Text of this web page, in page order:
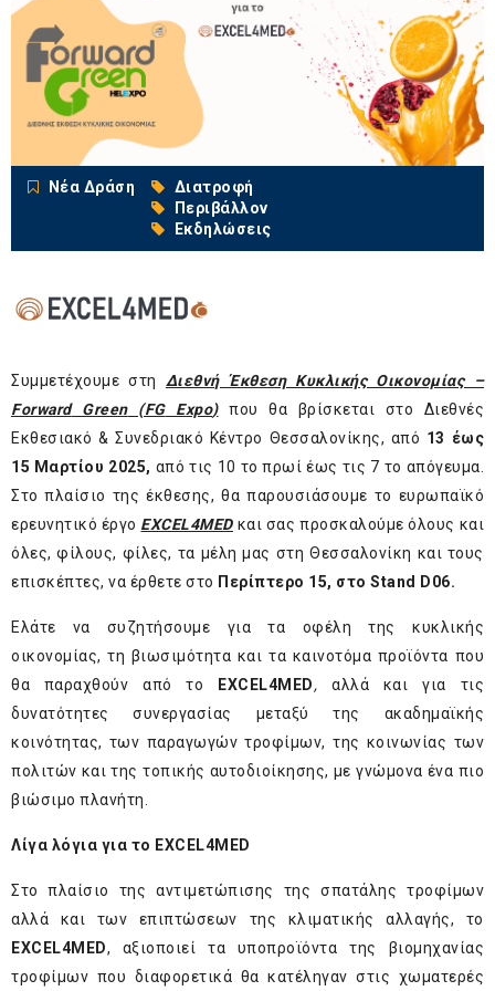
Νέα Δράση
Διατροφή
Περιβάλλον
Εκδηλώσεις
Συμμετέχουμε στη Διεθνή Έκθεση Κυκλικής Οικονομίας –
ForwardGreen(FGExpo)που θα βρίσκεται στο Διεθνές
Εκθεσιακό & Συνεδριακό Κέντρο Θεσσαλονίκης, από 13 έως
15 Μαρτίου 2025, από τις 10 το πρωί έως τις 7 το απόγευμα.
Στο πλαίσιο της έκθεσης, θα παρουσιάσουμε το ευρωπαϊκό
ερευνητικό έργο EXCEL4MEDκαι σας προσκαλούμε όλους και
όλες, φίλους, φίλες, τα μέλη μας στη Θεσσαλονίκη και τους
επισκέπτες, να έρθετε στο Περίπτερο 15, στο Stand D06.
Ελάτε να συζητήσουμε για τα οφέλη της κυκλικής
οικονομίας, τη βιωσιμότητα και τα καινοτόμα προϊόντα που
θα παραχθούν από το
EXCEL4MED, αλλά και για τις
δυνατότητες συνεργασίας μεταξύ της ακαδημαϊκής
κοινότητας, των παραγωγών τροφίμων, της κοινωνίας των
πολιτών και της τοπικής αυτοδιοίκησης, με γνώμονα ένα πιο
βιώσιμο πλανήτη.
Λίγα λόγια για το EXCEL4MED
Στο πλαίσιο της αντιμετώπισης της σπατάλης τροφίμων
αλλά και των επιπτώσεων της κλιματικής αλλαγής, το
EXCEL4MED, αξιοποιεί τα υποπροϊόντα της βιομηχανίας
τροφίμων που διαφορετικά θα κατέληγαν στις χωματερές